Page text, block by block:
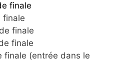
finale
finale
finale
finale
finale (entrée dans le